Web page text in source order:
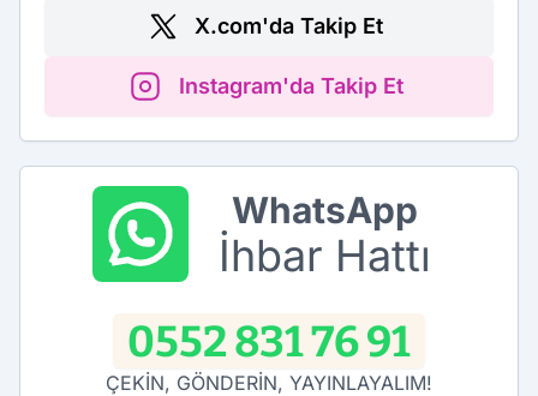
X.com'da Takip Et
Instagram'da Takip Et
WhatsApp
İhbar Hattı
0552 831 76 91
ÇEKİN, GÖNDERİN, YAYINLAYALIM!